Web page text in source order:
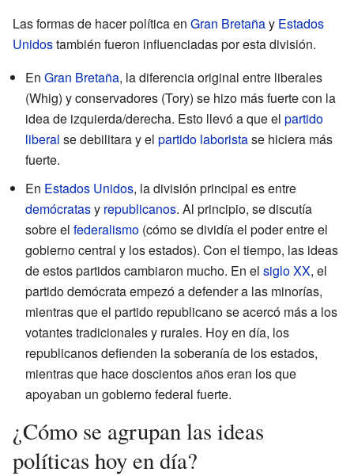
Las formas de hacer política en Gran Bretañay Estados
Unidostambién fueron influenciadas por esta división.
En Gran Bretaña, la diferencia original entre liberales
(Whig) y conservadores (Tory) se hizo más fuerte con la
idea de izquierda/derecha. Esto llevó a que el partido
liberal se debilitara y el partido laboristase hiciera más
fuerte.
En Estados Unidos, la división principal es entre
demócratasy republicanos. Al principio, se discutía
sobre el federalismo (cómo se dividía el poder entre el
gobierno central y los estados). Con el tiempo, las ideas
de estos partidos cambiaron mucho. En el siglo XX, el
partido demócrata empezó a defender a las minorías,
mientras que el partido republicano se acercó más a los
votantes tradicionales y rurales. Hoy en día, los
republicanos defienden la soberanía de los estados,
mientras que hace doscientos años eran los que
apoyaban un gobierno federal fuerte.
¿Cómo se agrupan las ideas
políticas hoy en día?